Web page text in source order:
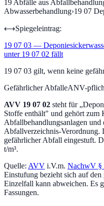
19 Abfälle aus
Abwasserbehandlung›19 07
⟷Spiegeleintrag:
19 07 03 —
unter 19 07 02 fällt
19 07 03 gilt, wenn keine
Gefährlicher AbfalleANV-
AVV 19 07 02 steht für „
Stoffe enthält" und gehört zum
Abfallbehandlungsanlagen und
Abfallverzeichnis-Verordnung.
gefährlicher Abfall eingestuft.
t/m³.
Quelle: AVV i.V.m. NachwV §
Einstufung bezieht sich auf
Einzelfall kann abweichen. Es
Fassungen.